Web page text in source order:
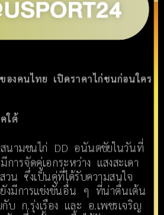
องคนไทย เปิดราคาไก่ชนก่อนใคร
ใต้
สนามชนไก่ DD อนันตชัยในวันที่
รจัดคู่เอกระหว่าง แสงสะเดา
น ซึ่งเป็นคู่ที่ได้รับความสนใจ
งมีการแข่งขันอื่น ๆ ที่น่าตื่นเต้น
ก.รุ่งเรือง และ อ.เพชรเจริญ